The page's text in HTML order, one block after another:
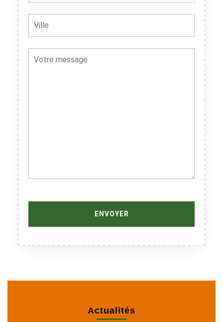
Actualités